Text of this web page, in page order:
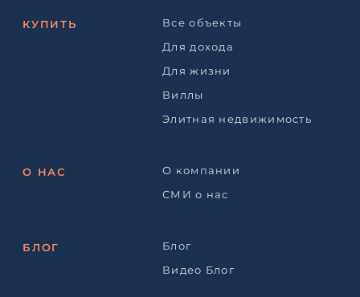
КУПИТЬ
Все объекты
Для дохода
Для жизни
Виллы
Элитная недвижимость
О НАС
О компании
СМИ о нас
БЛОГ
Блог
Видео Блог